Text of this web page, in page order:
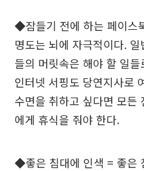
◆잠들기 전에 하는 페이스
명도는 뇌에 자극적이다.
들의 머릿속은 해야 할 일
인터넷 서핑도 당연지사로
수면을 취하고 싶다면 모든
에게 휴식을 줘야 한다.
◆좋은 침대에 인색 = 좋은